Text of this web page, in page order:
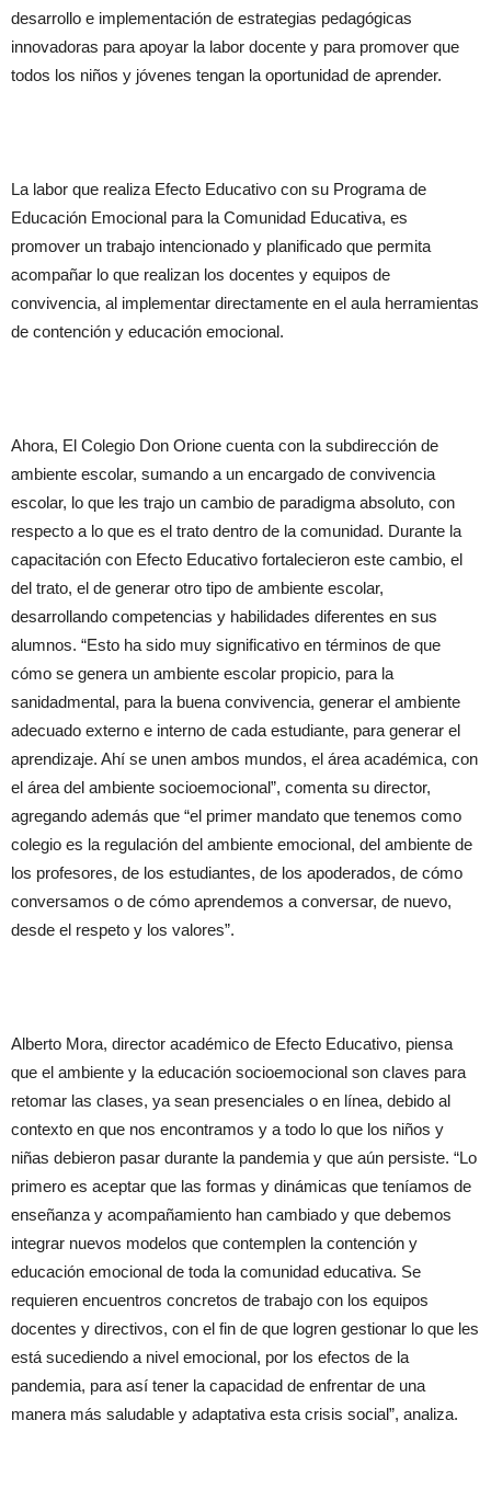
desarrollo e implementación de estrategias pedagógicas
innovadoras para apoyar la labor docente y para promover que
todos los niños y jóvenes tengan la oportunidad de aprender.
La labor que realiza Efecto Educativo con su Programa de
Educación Emocional para la Comunidad Educativa, es
promover un trabajo intencionado y planificado que permita
acompañar lo que realizan los docentes y equipos de
convivencia, al implementar directamente en el aula herramientas
de contención y educación emocional.
Ahora, El Colegio Don Orione cuenta con la subdirección de
ambiente escolar, sumando a un encargado de convivencia
escolar, lo que les trajo un cambio de paradigma absoluto, con
respecto a lo que es el trato dentro de la comunidad. Durante la
capacitación con Efecto Educativo fortalecieron este cambio, el
del trato, el de generar otro tipo de ambiente escolar,
desarrollando competencias y habilidades diferentes en sus
alumnos. “Esto ha sido muy significativo en términos de que
cómo se genera un ambiente escolar propicio, para la
sanidadmental, para la buena convivencia, generar el ambiente
adecuado externo e interno de cada estudiante, para generar el
aprendizaje. Ahí se unen ambos mundos, el área académica, con
el área del ambiente socioemocional”, comenta su director,
agregando además que “el primer mandato que tenemos como
colegio es la regulación del ambiente emocional, del ambiente de
los profesores, de los estudiantes, de los apoderados, de cómo
conversamos o de cómo aprendemos a conversar, de nuevo,
desde el respeto y los valores”.
Alberto Mora, director académico de Efecto Educativo, piensa
que el ambiente y la educación socioemocional son claves para
retomar las clases, ya sean presenciales o en línea, debido al
contexto en que nos encontramos y a todo lo que los niños y
niñas debieron pasar durante la pandemia y que aún persiste. “Lo
primero es aceptar que las formas y dinámicas que teníamos de
enseñanza y acompañamiento han cambiado y que debemos
integrar nuevos modelos que contemplen la contención y
educación emocional de toda la comunidad educativa. Se
requieren encuentros concretos de trabajo con los equipos
docentes y directivos, con el fin de que logren gestionar lo que les
está sucediendo a nivel emocional, por los efectos de la
pandemia, para así tener la capacidad de enfrentar de una
manera más saludable y adaptativa esta crisis social”, analiza.